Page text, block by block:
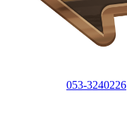
053-3240226